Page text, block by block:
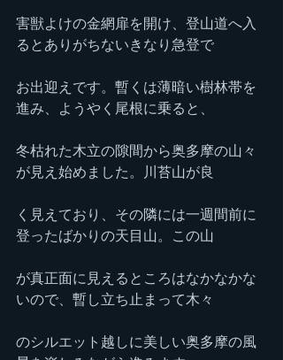
害獣よけの金網扉を開け、登山道へ入
るとありがちないきなり急登で
お出迎えです。暫くは薄暗い樹林帯を
進み、ようやく尾根に乗ると、
冬枯れた木立の隙間から奥多摩の山々
が見え始めました。川苔山が良
く見えており、その隣には一週間前に
登ったばかりの天目山。この山
が真正面に見えるところはなかなかな
いので、暫し立ち止まって木々
のシルエット越しに美しい奥多摩の風